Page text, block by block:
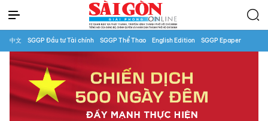
中文 SGGP Đầu tư Tài chính SGGP Thể Thao English Edition SGGP Epaper